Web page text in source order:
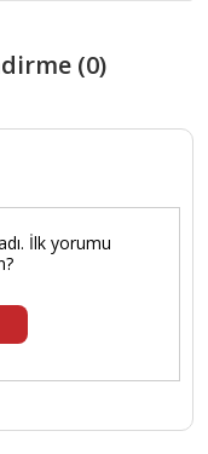
(0)
İlk yorumu